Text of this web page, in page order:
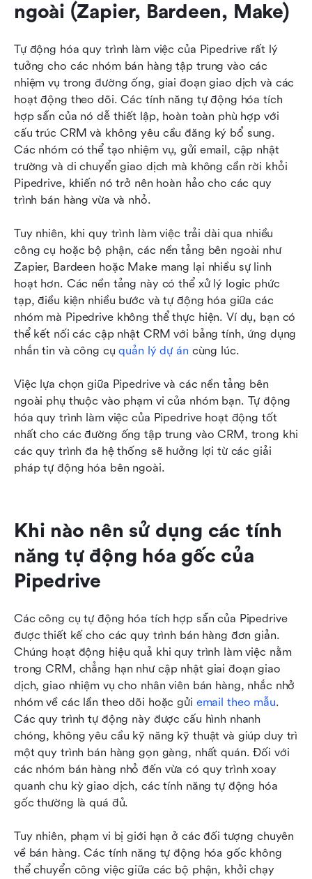
ngoài (Zapier, Bardeen, Make)
Tự động hóa quy trình làm việc của Pipedrive rất lý
tưởng cho các nhóm bán hàng tập trung vào các
nhiệm vụ trong đường ống, giai đoạn giao dịch và các
hoạt động theo dõi. Các tính năng tự động hóa tích
hợp sẵn của nó dễ thiết lập, hoàn toàn phù hợp với
cấu trúc CRM và không yêu cầu đăng ký bổ sung.
Các nhóm có thể tạo nhiệm vụ, gửi email, cập nhật
trường và di chuyển giao dịch mà không cần rời khỏi
Pipedrive, khiến nó trở nên hoàn hảo cho các quy
trình bán hàng vừa và nhỏ.
Tuy nhiên, khi quy trình làm việc trải dài qua nhiều
công cụ hoặc bộ phận, các nền tảng bên ngoài như
Zapier, Bardeen hoặc Make mang lại nhiều sự linh
hoạt hơn. Các nền tảng này có thể xử lý logic phức
tạp, điều kiện nhiều bước và tự động hóa giữa các
nhóm mà Pipedrive không thể thực hiện. Ví dụ, bạn có
thể kết nối các cập nhật CRM với bảng tính, ứng dụng
nhắn tin và công cụ quản lý dự án cùng lúc.
Việc lựa chọn giữa Pipedrive và các nền tảng bên
ngoài phụ thuộc vào phạm vi của nhóm bạn. Tự động
hóa quy trình làm việc của Pipedrive hoạt động tốt
nhất cho các đường ống tập trung vào CRM, trong khi
các quy trình đa hệ thống sẽ hưởng lợi từ các giải
pháp tự động hóa bên ngoài.
Khi nào nên sử dụng các tính
năng tự động hóa gốc của
Pipedrive
Các công cụ tự động hóa tích hợp sẵn của Pipedrive
được thiết kế cho các quy trình bán hàng đơn giản.
Chúng hoạt động hiệu quả khi quy trình làm việc nằm
trong CRM, chẳng hạn như cập nhật giai đoạn giao
dịch, giao nhiệm vụ cho nhân viên bán hàng, nhắc nhở
nhóm về các lần theo dõi hoặc gửi email theo mẫu.
Các quy trình tự động này được cấu hình nhanh
chóng, không yêu cầu kỹ năng kỹ thuật và giúp duy trì
một quy trình bán hàng gọn gàng, nhất quán. Đối với
các nhóm bán hàng nhỏ đến vừa có quy trình xoay
quanh chu kỳ giao dịch, các tính năng tự động hóa
gốc thường là quá đủ.
Tuy nhiên, phạm vi bị giới hạn ở các đối tượng chuyên
về bán hàng. Các tính năng tự động hóa gốc không
thể chuyển công việc giữa các bộ phận, khởi chạy